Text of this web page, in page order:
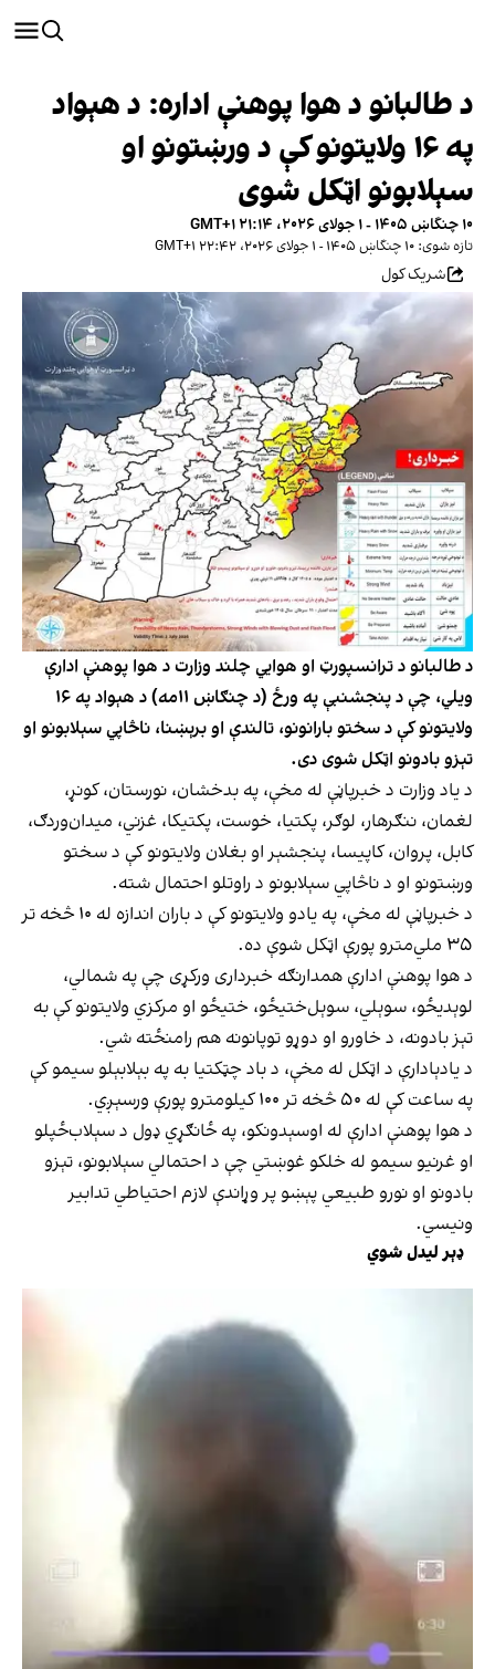
د طالبانو د هوا پوهنې اداره: د هېواد
په ۱۶ ولایتونو کې د ورښتونو او
سېلابونو اټکل شوی
۱۰ چنگاښ ۱۴۰۵ - ۱ جولای ۲۰۲۶، ۲۱:۱۴ GMT+۱
تازه شوی: ۱۰ چنگاښ ۱۴۰۵ - ۱ جولای ۲۰۲۶، ۲۲:۴۲ GMT+۱
شریک کول
د طالبانو د ترانسپورټ او هوايي چلند وزارت د هوا پوهنې ادارې
ویلي، چې د پنجشنبې په ورځ (د چنګاښ ۱۱مه) د هېواد په ۱۶
ولایتونو کې د سختو بارانونو، تالندې او برېښنا، ناڅاپي سېلابونو او
تېزو بادونو اټکل شوی دی.
د یاد وزارت د خبرپاڼې له مخې، په بدخشان، نورستان، کونړ،
لغمان، ننګرهار، لوګر، پکتیا، خوست، پکتیکا، غزني، میدان‌وردګ،
کابل، پروان، کاپیسا، پنجشېر او بغلان ولایتونو کې د سختو
ورښتونو او د ناڅاپي سېلابونو د راوتلو احتمال شته.
د خبرپاڼې له مخې، په یادو ولایتونو کې د باران اندازه له ۱۰ څخه تر
۳۵ ملي‌مترو پورې اټکل شوې ده.
د هوا پوهنې ادارې همدارنګه خبرداری ورکړی چې په شمالي،
لوېدیځو، سوېلي، سوېل‌ختیځو، ختیځو او مرکزي ولایتونو کې به
تېز بادونه، د خاورو او دوړو توپانونه هم رامنځته شي.
د یادېادارې د اټکل له مخې، د باد چټکتیا به په بېلابېلو سیمو کې
په ساعت کې له ۵۰ څخه تر ۱۰۰ کیلومترو پورې ورسېږي.
د هوا پوهنې ادارې له اوسېدونکو، په ځانګړي ډول د سېلاب‌ځپلو
او غرنیو سیمو له خلکو غوښتي چې د احتمالي سېلابونو، تېزو
بادونو او نورو طبیعي پېښو پر وړاندې لازم احتیاطي تدابیر
ونیسي.
ډېر لیدل شوي